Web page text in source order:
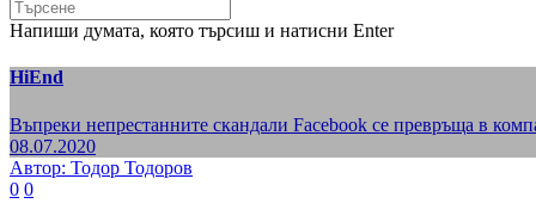
Напиши думата, която търсиш и натисни Enter
HiEnd
Въпреки непрестанните скандали Facebook се превръща в
08.07.2020
Автор: Тодор Тодоров
0 0